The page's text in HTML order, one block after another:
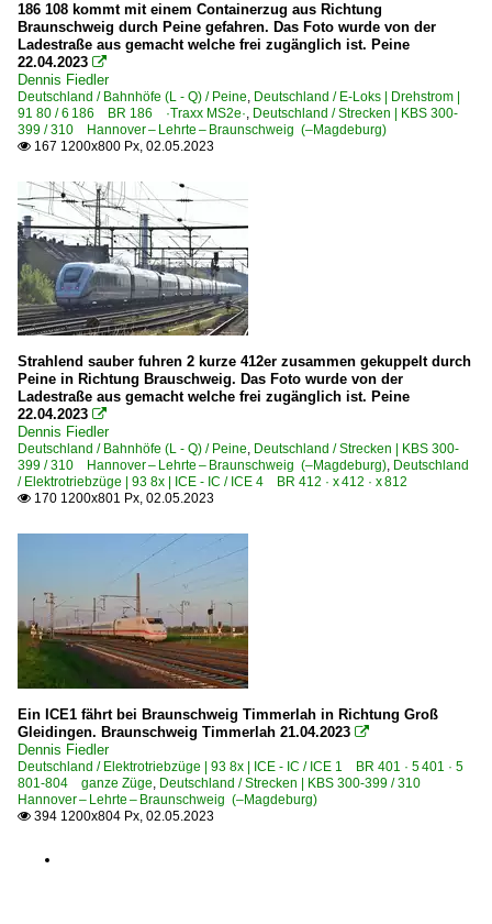
Crossrail AG ·XRAIL·
Tschechien
E-Loks | Mehrsystem
7 386 BR 386 ·Traxx MS2e·
Unternehmen
METRANS Rail s.r.o., Praha ·MT·MTR·
PKP Cargo Internationial a.s., Ostrava ·PCI· ex AWT, ab
186 108 kommt mit einem Containerzug aus Richtung
Braunschweig durch Peine gefahren. Das Foto wurde von der
Ladestraße aus gemacht welche frei zugänglich ist. Peine
22.04.2023 
Dennis Fiedler
Deutschland / Bahnhöfe (L - Q) / Peine, Deutschland / E-Loks | Drehstrom |
91 80 / 6 186 BR 186 ·Traxx MS2e·, Deutschland / Strecken | KBS 300-
399 / 310 Hannover – Lehrte – Braunschweig (–Magdeburg)
 167 1200x800 Px, 02.05.2023
Strahlend sauber fuhren 2 kurze 412er zusammen gekuppelt durch
Peine in Richtung Brauschweig. Das Foto wurde von der
Ladestraße aus gemacht welche frei zugänglich ist. Peine
22.04.2023 
Dennis Fiedler
Deutschland / Bahnhöfe (L - Q) / Peine, Deutschland / Strecken | KBS 300-
399 / 310 Hannover – Lehrte – Braunschweig (–Magdeburg), Deutschland
/ Elektrotriebzüge | 93 8x | ICE - IC / ICE 4 BR 412 · x 412 · x 812
 170 1200x801 Px, 02.05.2023
Ein ICE1 fährt bei Braunschweig Timmerlah in Richtung Groß
Gleidingen. Braunschweig Timmerlah 21.04.2023 
Dennis Fiedler
Deutschland / Elektrotriebzüge | 93 8x | ICE - IC / ICE 1 BR 401 · 5 401 · 5
801-804 ganze Züge, Deutschland / Strecken | KBS 300-399 / 310
Hannover – Lehrte – Braunschweig (–Magdeburg)
 394 1200x804 Px, 02.05.2023